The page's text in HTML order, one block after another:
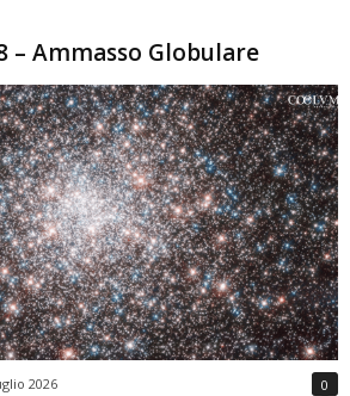
– Ammasso Globulare
2026 0